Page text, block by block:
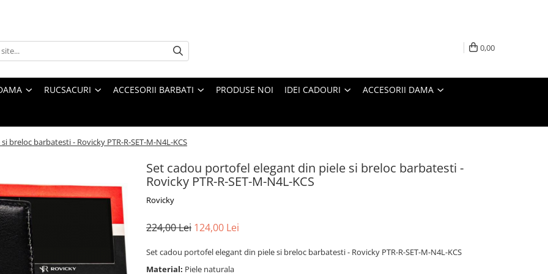
0,00
RUCSACURI ACCESORII BARBATI PRODUSE NOI IDEI CADOURI ACCESORII DAMA
breloc barbatesti - Rovicky PTR-R-SET-M-N4L-KCS
Set cadou portofel elegant din piele si breloc barbatesti -
Rovicky PTR-R-SET-M-N4L-KCS
Rovicky
224,00 Lei 124,00 Lei
Set cadou portofel elegant din piele si breloc barbatesti - Rovicky PTR-R-SET-M-N4L-KCS
Material: Piele naturala